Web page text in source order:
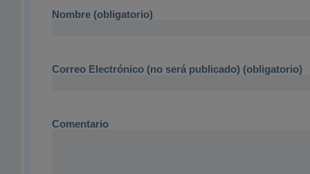
Nombre (obligatorio)
Correo Electrónico (no será publicado) (obligatorio)
Comentario